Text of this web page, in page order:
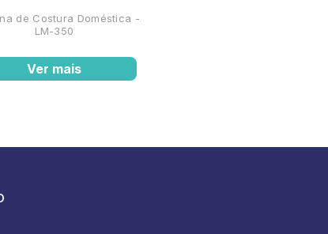
de Costura Doméstica -
LM-350
Ver mais